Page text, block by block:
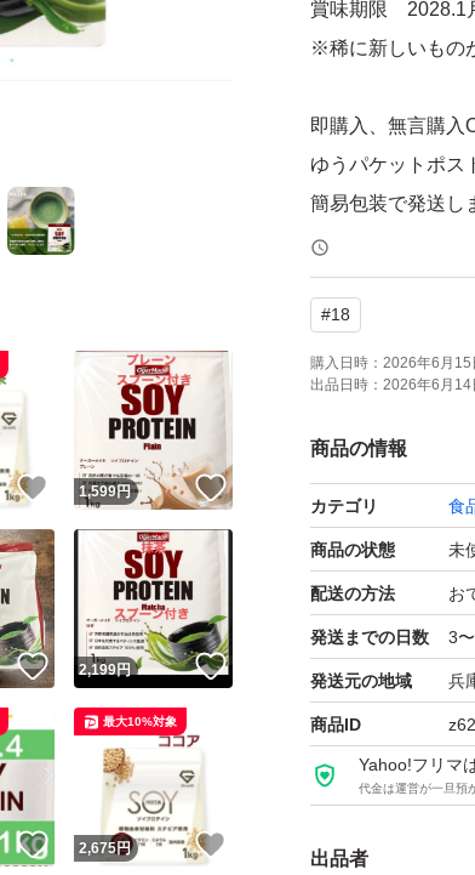
賞味期限 2028.1
※稀に新しいもの
即購入、無言購入
ゆうパケットポス
簡易包装で発送し
袋にダメージが発
簡易包装の為、
開封時にカッター
刃物を使用する場
筋トレ
ジム
ダイエット
オーガーメイド
OgarMade
マッドプロテイン
MAD
ソイプロテイン
おうちトレーニング
#18
購入日時： 2026年6月15
出品日時： 2026年6月14
商品の情報
カテゴリ 食
商品の状態 未
配送の方法 お
発送までの日数 3
発送元の地域 兵
商品ID
Yahoo!フリマ
代金は運営が一旦預
出品者
いいね！
1,599円 いいね！
いいね！
2,199円 いいね！
いいね！
2,675円
最大10%対象